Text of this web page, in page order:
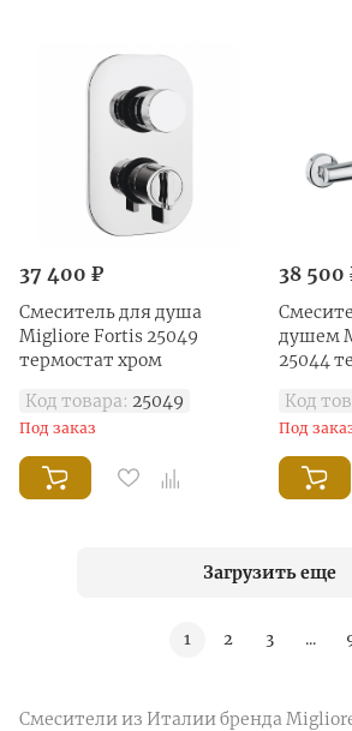
37 400 ₽
Смеситель для душа
Migliore Fortis 25049
термостат хром
Код товара: 25049
Под заказ
38 500
душем
25044
Код
Под
Загрузить еще
1 2 3 ...
Смесители из Италии бренда